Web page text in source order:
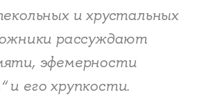
и хрустальных
рассуждают
эфемерности
и его хрупкости.